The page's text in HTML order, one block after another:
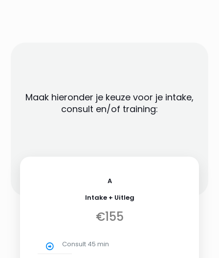
Maak hieronder je keuze voor je intake,
consult en/of training:
A
Intake + Uitleg
€155
Consult 45 min